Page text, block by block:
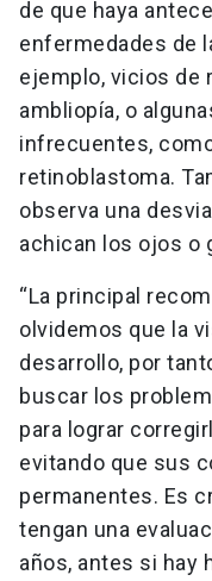
de que haya
enfermedades de
ejemplo, vicios de
ambliopía, o
infrecuentes,
retinoblastoma.
observa una
achican los ojos o
“La principal
olvidemos que la
desarrollo, por
buscar los
para lograr
evitando que sus
permanentes. Es
tengan una
años, antes si hay